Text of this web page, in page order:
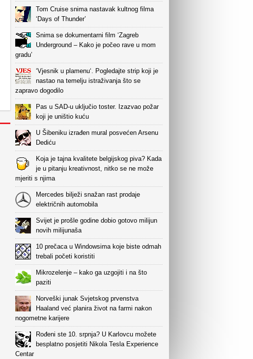
Tom Cruise snima nastavak kultnog filma
‘Days of Thunder’
Snima se dokumentarni film ‘Zagreb
Underground – Kako je počeo rave u mom
gradu’
‘Vjesnik u plamenu‘. Pogledajte strip koji je
nastao na temelju istraživanja što se
zapravo dogodilo
Pas u SAD-u uključio toster. Izazvao požar
koji je uništio kuću
U Šibeniku izrađen mural posvećen Arsenu
Dediću
Koja je tajna kvalitete belgijskog piva? Kada
je u pitanju kreativnost, nitko se ne može
mjeriti s njima
Mercedes bilježi snažan rast prodaje
električnih automobila
Svijet je prošle godine dobio gotovo milijun
novih milijunaša
10 prečaca u Windowsima koje biste odmah
trebali početi koristiti
Mikrozelenje – kako ga uzgojiti i na što
paziti
Norveški junak Svjetskog prvenstva
Haaland već planira život na farmi nakon
nogometne karijere
Rođeni ste 10. srpnja? U Karlovcu možete
besplatno posjetiti Nikola Tesla Experience
Centar